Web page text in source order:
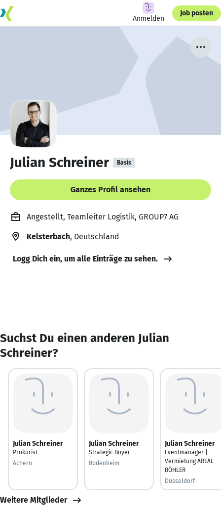
Anmelden
Job posten
Julian Schreiner Basis
Ganzes Profil ansehen
Angestellt, Teamleiter Logistik, GROUP7 AG
Kelsterbach, Deutschland
Logg Dich ein, um alle Einträge zu sehen.
Suchst Du einen anderen Julian
Schreiner?
Julian Schreiner
Prokurist
Achern
Julian Schreiner
Strategic Buyer
Bodenheim
Julian Schreiner
Eventmanager |
Vermietung AREAL
BÖHLER
Düsseldorf
Weitere Mitglieder